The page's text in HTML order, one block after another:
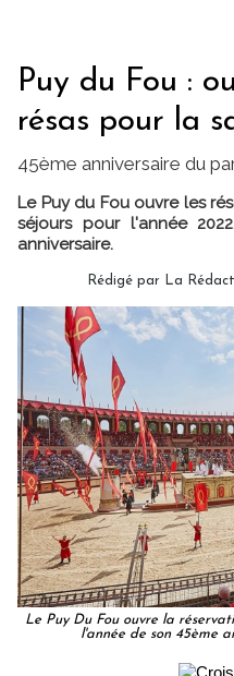
Puy du Fou :
résas pour la
45ème anniversaire du
Le Puy du Fou ouvre les
séjours pour l'année
anniversaire.
Rédigé par La
Le Puy Du Fou ouvre la
l'année de son 45ème